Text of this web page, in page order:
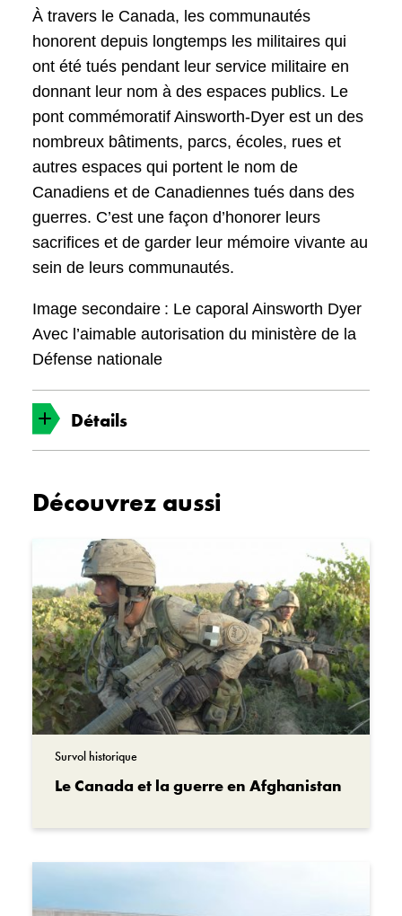
À travers le Canada, les communautés
honorent depuis longtemps les militaires qui
ont été tués pendant leur service militaire en
donnant leur nom à des espaces publics. Le
pont commémoratif Ainsworth-Dyer est un des
nombreux bâtiments, parcs, écoles, rues et
autres espaces qui portent le nom de
Canadiens et de Canadiennes tués dans des
guerres. C’est une façon d’honorer leurs
sacrifices et de garder leur mémoire vivante au
sein de leurs communautés.
Image secondaire : Le caporal Ainsworth Dyer
Avec l’aimable autorisation du ministère de la
Défense nationale
Détails
Date
Vers 2002-2020
Objet n°
39824078
Personnes associées
Le caporal Ainsworth Dyer
Jocelyn Van Sloten
Institution
Dreamstime
Découvrez aussi
Survol historique
Le Canada et la guerre en Afghanistan